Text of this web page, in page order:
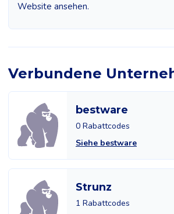
Website ansehen.
Verbundene
bestware
0 Rabattcodes
Siehe bestware
Strunz
1 Rabattcodes